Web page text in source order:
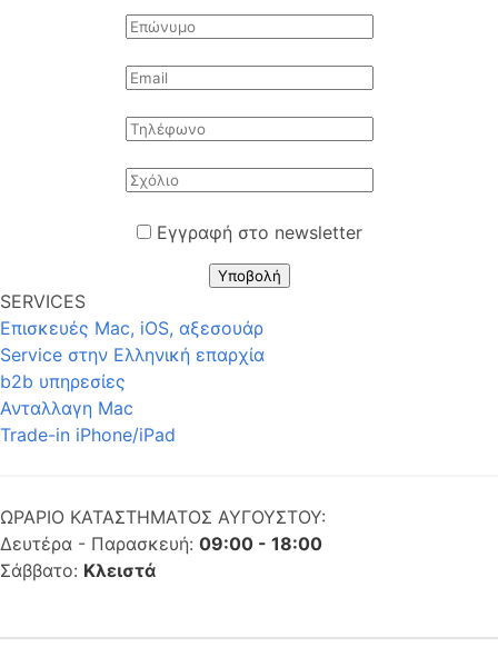
Εγγραφή στο newsletter
Υποβολή
SERVICES
Επισκευές Mac, iOS, αξεσουάρ
Service στην Eλληνική επαρχία
b2b υπηρεσίες
Ανταλλαγη Mac
Trade-in iPhone/iPad
ΩΡΑΡΙΟ ΚΑΤΑΣΤΗΜΑΤΟΣ ΑΥΓΟΥΣΤΟΥ:
Δευτέρα - Παρασκευή: 09:00 - 18:00
Σάββατο: Κλειστά